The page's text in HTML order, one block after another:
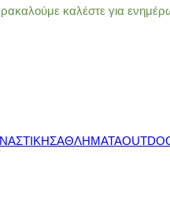
καλέστε για
ΑΘΛΗΜΑΤΑ